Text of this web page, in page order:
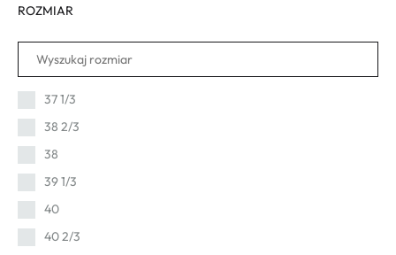
ROZMIAR
37 1/3
38 2/3
38
39 1/3
40
40 2/3